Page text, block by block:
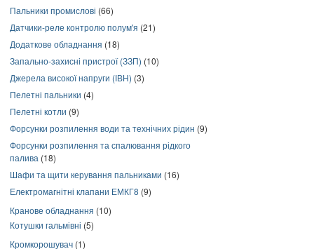
Пальники промислові (66)
Датчики-реле контролю полум'я (21)
Додаткове обладнання (18)
Запально-захисні пристрої (ЗЗП) (10)
Джерела високої напруги (ІВН) (3)
Пелетні пальники (4)
Пелетні котли (9)
Форсунки розпилення води та технічних рідин (9)
Форсунки розпилення та спалювання рідкого
палива (18)
Шафи та щити керування пальниками (16)
Електромагнітні клапани ЕМКГ8 (9)
Кранове обладнання (10)
Котушки гальмівні (5)
Кромкорошувач (1)